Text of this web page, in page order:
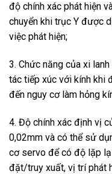
độ chính xác phát hiện
chuyển khi trục Y được
việc phát hiện;
3. Chức năng của xi
tác tiếp xúc với kính khi
đến nguy cơ làm hỏng
4. Độ chính xác định vị
0,02mm và có thể sử
cơ servo để có độ lặp
đặt/truy xuất, vị trí phát